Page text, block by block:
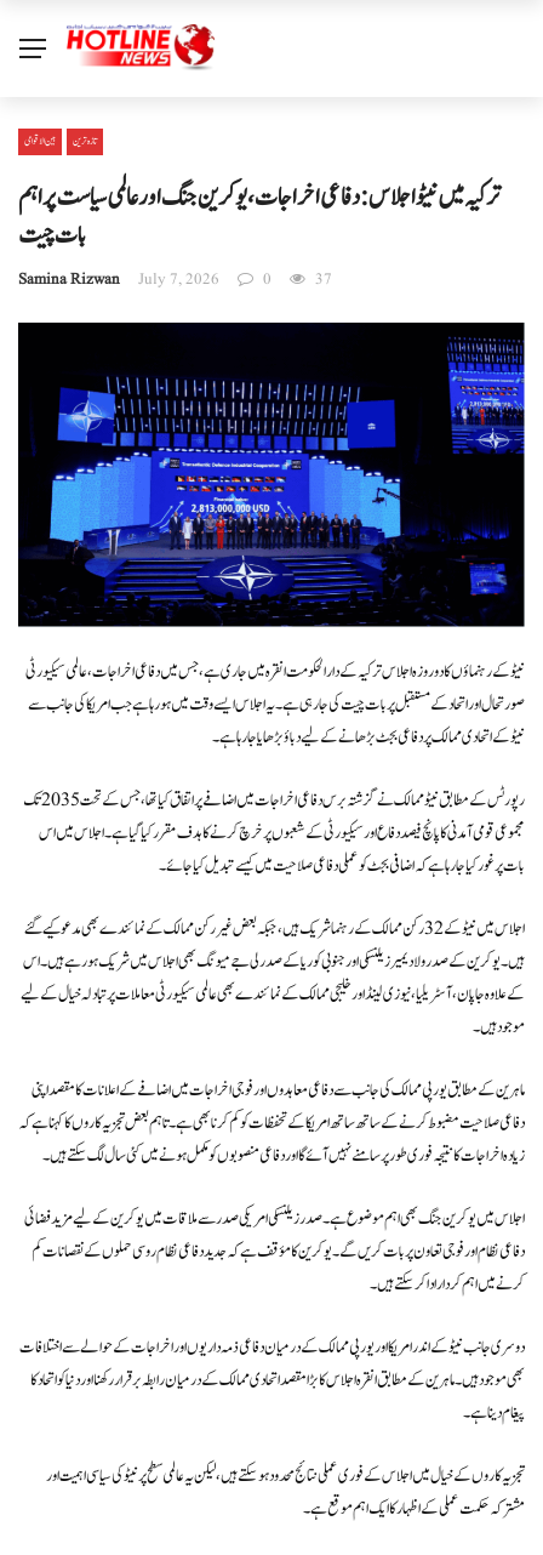
بین الا قوامی تازہ ترین
ترکیہ میں نیٹو اجلاس: دفاعی اخراجات، یوکرین جنگ اور عالمی سیاست پر اہم
بات چیت
Samina Rizwan July 7, 2026 0 37
نیٹو کے رہنماؤں کا دو روزہ اجلاس ترکیہ کے دارالحکومت انقرہ میں جاری ہے، جس میں دفاعی اخراجات، عالمی سیکیورٹی
صورتحال اور اتحاد کے مستقبل پر بات چیت کی جا رہی ہے۔ یہ اجلاس ایسے وقت میں ہو رہا ہے جب امریکا کی جانب سے
نیٹو کے اتحادی ممالک پر دفاعی بجٹ بڑھانے کے لیے دباؤ بڑھایا جا رہا ہے۔
رپورٹس کے مطابق نیٹو ممالک نے گزشتہ برس دفاعی اخراجات میں اضافے پر اتفاق کیا تھا، جس کے تحت 2035 تک
مجموعی قومی آمدنی کا پانچ فیصد دفاع اور سیکیورٹی کے شعبوں پر خرچ کرنے کا ہدف مقرر کیا گیا ہے۔ اجلاس میں اس
بات پر غور کیا جا رہا ہے کہ اضافی بجٹ کو عملی دفاعی صلاحیت میں کیسے تبدیل کیا جائے۔
اجلاس میں نیٹو کے 32 رکن ممالک کے رہنما شریک ہیں، جبکہ بعض غیر رکن ممالک کے نمائندے بھی مدعو کیے گئے
ہیں۔ یوکرین کے صدر ولادیمیر زیلنسکی اور جنوبی کوریا کے صدر لی جے میونگ بھی اجلاس میں شریک ہو رہے ہیں۔ اس
کے علاوہ جاپان، آسٹریلیا، نیوزی لینڈ اور خلیجی ممالک کے نمائندے بھی عالمی سیکیورٹی معاملات پر تبادلہ خیال کے لیے
موجود ہیں۔
ماہرین کے مطابق یورپی ممالک کی جانب سے دفاعی معاہدوں اور فوجی اخراجات میں اضافے کے اعلانات کا مقصد اپنی
دفاعی صلاحیت مضبوط کرنے کے ساتھ ساتھ امریکا کے تحفظات کو کم کرنا بھی ہے۔ تاہم بعض تجزیہ کاروں کا کہنا ہے کہ
زیادہ اخراجات کا نتیجہ فوری طور پر سامنے نہیں آئے گا اور دفاعی منصوبوں کو مکمل ہونے میں کئی سال لگ سکتے ہیں۔
اجلاس میں یوکرین جنگ بھی اہم موضوع ہے۔ صدر زیلنسکی امریکی صدر سے ملاقات میں یوکرین کے لیے مزید فضائی
دفاعی نظام اور فوجی تعاون پر بات کریں گے۔ یوکرین کا مؤقف ہے کہ جدید دفاعی نظام روسی حملوں کے نقصانات کم
کرنے میں اہم کردار ادا کر سکتے ہیں۔
دوسری جانب نیٹو کے اندر امریکا اور یورپی ممالک کے درمیان دفاعی ذمہ داریوں اور اخراجات کے حوالے سے اختلافات
بھی موجود ہیں۔ ماہرین کے مطابق انقرہ اجلاس کا بڑا مقصد اتحادی ممالک کے درمیان رابطہ برقرار رکھنا اور دنیا کو اتحاد کا
پیغام دینا ہے۔
تجزیہ کاروں کے خیال میں اجلاس کے فوری عملی نتائج محدود ہو سکتے ہیں، لیکن یہ عالمی سطح پر نیٹو کی سیاسی اہمیت اور
مشترکہ حکمت عملی کے اظہار کا ایک اہم موقع ہے۔